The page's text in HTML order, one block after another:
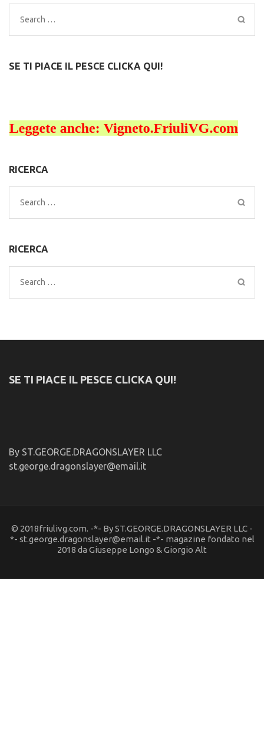
Search
for:
SE TI PIACE IL PESCE CLICKA QUI!
RICERCA
Search
for:
RICERCA
Search
for:
SE TI PIACE IL PESCE CLICKA QUI!
By ST.GEORGE.DRAGONSLAYER LLC
st.george.dragonslayer@email.it
© 2018friulivg.com. -*- By ST.GEORGE.DRAGONSLAYER LLC -
*- st.george.dragonslayer@email.it -*- magazine fondato nel
2018 da Giuseppe Longo & Giorgio Alt